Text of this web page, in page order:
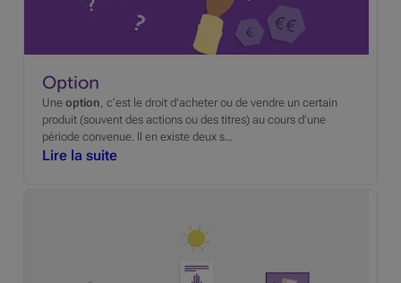
Option
Une option, c’est le droit d’acheter ou de vendre un certain
produit (souvent des actions ou des titres) au cours d’une
période convenue. Il en existe deux s...
Lire la suite